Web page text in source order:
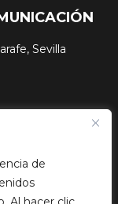
de
Sevilla